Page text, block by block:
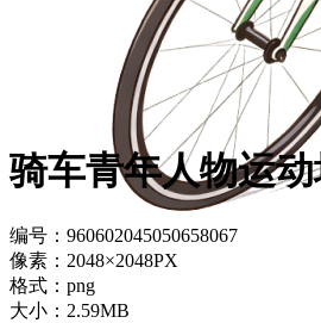
骑车青年人物运
编号：960602045050658067
像素：2048×2048PX
格式：png
大小：2.59MB